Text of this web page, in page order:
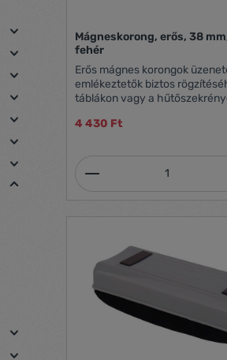
Mágneskorong, erős, 38
fehér
Erős mágnes korongok
emlékeztetők biztos
táblákon vagy a
átmérőjű korong formájú
fehér 10 db / csomag
4 430 Ft